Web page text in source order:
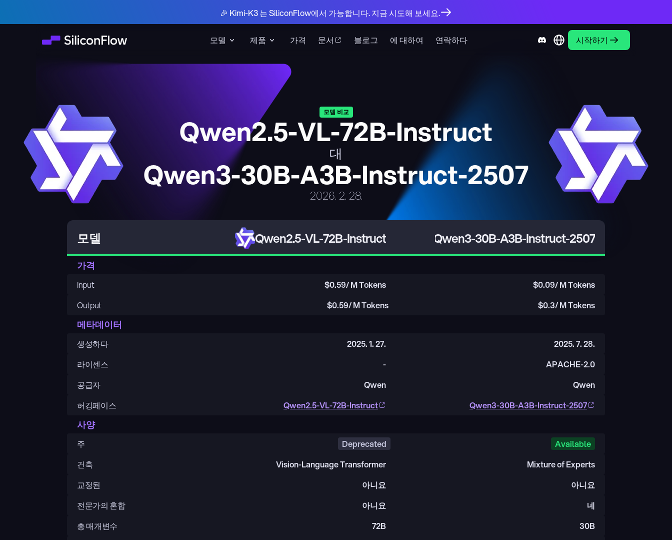
모델 제품 가격 문서 블로그 에 대하여 연락하다 시작하기
🎉 Kimi-K3 는 SiliconFlow에서 가능합니다. 지금 시도해 보세요.
모델 비교
Qwen2.5-VL-72B-Instruct
대
Qwen3-30B-A3B-Instruct-2507
2026. 2. 28.
모델 Qwen2.5-VL-72B-Instruct Qwen3-30B-A3B-Instruct-2507
가격
Input $0.59/ M Tokens $0.09/ M Tokens
Output
$0.59/ M Tokens $0.3/ M Tokens
메타데이터
생성하다 2025. 1. 27.
2025. 7. 28.
라이센스
-
APACHE-2.0
공급자
Qwen
Qwen
허깅페이스
Qwen2.5-VL-72B-Instruct Qwen3-30B-A3B-Instruct-2507
사양
주 Deprecated
Available
건축
Vision-Language Transformer
Mixture of Experts
교정된
아니요
아니요
전문가의 혼합
아니요
네
총 매개변수
72B
30B